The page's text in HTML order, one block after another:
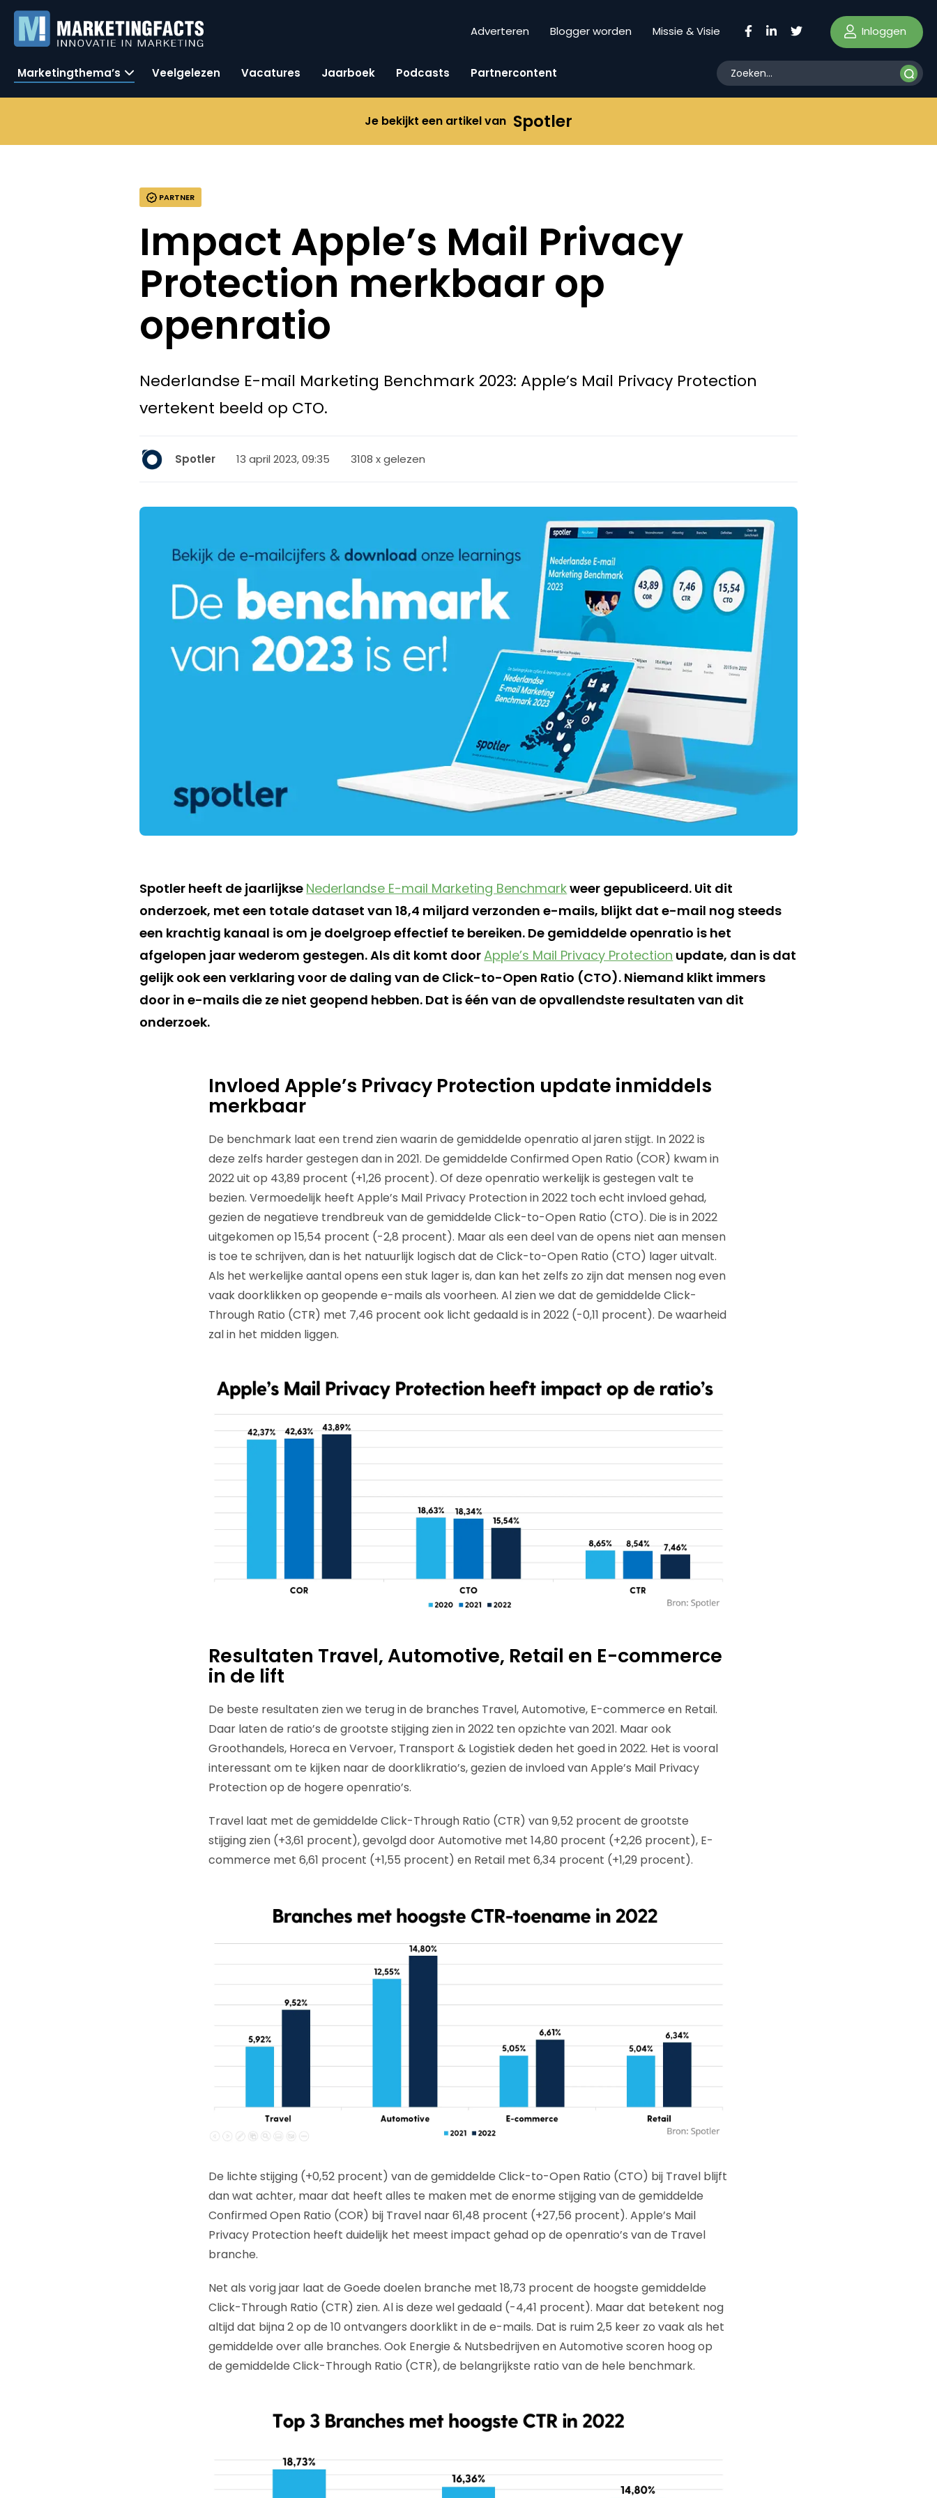
Adverteren Blogger worden Missie & Visie Inloggen
Marketingthema’s Veelgelezen Vacatures Jaarboek Podcasts Partnercontent
Je bekijkt een artikel van Spotler
PARTNER
Impact Apple’s Mail Privacy
Protection merkbaar op
openratio
Nederlandse E-mail Marketing Benchmark 2023: Apple’s Mail Privacy Protection
vertekent beeld op CTO.
Spotler 13 april 2023, 09:35 3108 x gelezen
Spotler heeft de jaarlijkse Nederlandse E-mail Marketing Benchmarkweer gepubliceerd. Uit dit
onderzoek, met een totale dataset van 18,4 miljard verzonden e-mails, blijkt dat e-mail nog steeds
een krachtig kanaal is om je doelgroep effectief te bereiken. De gemiddelde openratio is het
afgelopen jaar wederom gestegen. Als dit komt doorApple’s Mail Privacy Protection update, dan is dat
gelijk ook een verklaring voor de daling van de Click-to-Open Ratio (CTO). Niemand klikt immers
door in e-mails die ze niet geopend hebben. Dat is één van de opvallendste resultaten van dit
onderzoek.
Invloed Apple’s Privacy Protection update inmiddels
merkbaar
De benchmark laat een trend zien waarin de gemiddelde openratio al jaren stijgt. In 2022 is
deze zelfs harder gestegen dan in 2021. De gemiddelde Confirmed Open Ratio (COR) kwam in
2022 uit op 43,89 procent (+1,26 procent). Of deze openratio werkelijk is gestegen valt te
bezien. Vermoedelijk heeft Apple’s Mail Privacy Protection in 2022 toch echt invloed gehad,
gezien de negatieve trendbreuk van de gemiddelde Click-to-Open Ratio (CTO). Die is in 2022
uitgekomen op 15,54 procent (-2,8 procent). Maar als een deel van de opens niet aan mensen
is toe te schrijven, dan is het natuurlijk logisch dat de Click-to-Open Ratio (CTO) lager uitvalt.
Als het werkelijke aantal opens een stuk lager is, dan kan het zelfs zo zijn dat mensen nog even
vaak doorklikken op geopende e-mails als voorheen. Al zien we dat de gemiddelde Click-
Through Ratio (CTR) met 7,46 procent ook licht gedaald is in 2022 (-0,11 procent). De waarheid
zal in het midden liggen.
Resultaten Travel, Automotive, Retail en E-commerce
in de lift
De beste resultaten zien we terug in de branches Travel, Automotive, E-commerce en Retail.
Daar laten de ratio’s de grootste stijging zien in 2022 ten opzichte van 2021. Maar ook
Groothandels, Horeca en Vervoer, Transport & Logistiek deden het goed in 2022. Het is vooral
interessant om te kijken naar de doorklikratio’s, gezien de invloed van Apple’s Mail Privacy
Protection op de hogere openratio’s.
Travel laat met de gemiddelde Click-Through Ratio (CTR) van 9,52 procent de grootste
stijging zien (+3,61 procent), gevolgd door Automotive met 14,80 procent (+2,26 procent), E-
commerce met 6,61 procent (+1,55 procent) en Retail met 6,34 procent (+1,29 procent).
De lichte stijging (+0,52 procent) van de gemiddelde Click-to-Open Ratio (CTO) bij Travel blijft
dan wat achter, maar dat heeft alles te maken met de enorme stijging van de gemiddelde
Confirmed Open Ratio (COR) bij Travel naar 61,48 procent (+27,56 procent). Apple’s Mail
Privacy Protection heeft duidelijk het meest impact gehad op de openratio’s van de Travel
branche.
Net als vorig jaar laat de Goede doelen branche met 18,73 procent de hoogste gemiddelde
Click-Through Ratio (CTR) zien. Al is deze wel gedaald (-4,41 procent). Maar dat betekent nog
altijd dat bijna 2 op de 10 ontvangers doorklikt in de e-mails. Dat is ruim 2,5 keer zo vaak als het
gemiddelde over alle branches. Ook Energie & Nutsbedrijven en Automotive scoren hoog op
de gemiddelde Click-Through Ratio (CTR), de belangrijkste ratio van de hele benchmark.